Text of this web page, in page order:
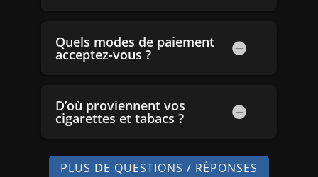
Quels modes de paiement
acceptez-vous ?
D’où proviennent vos
cigarettes et tabacs ?
PLUS DE QUESTIONS / RÉPONSES